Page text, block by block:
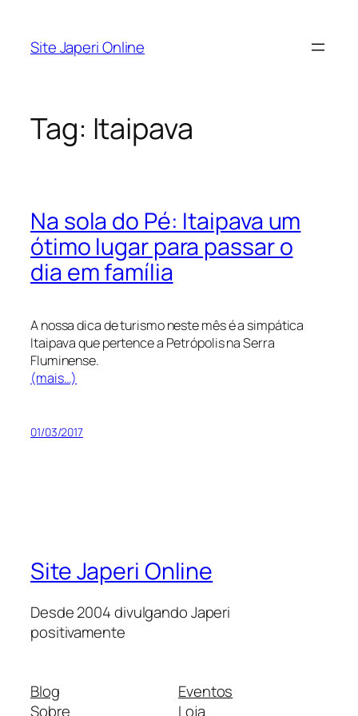
Site Japeri Online
Tag: Itaipava
Na sola do Pé: Itaipava um
ótimo lugar para passar o
dia em família
A nossa dica de turismo neste mês é a simpática
Itaipava que pertence a Petrópolis na Serra
Fluminense.
(mais…)
01/03/2017
Site Japeri Online
Desde 2004 divulgando Japeri
positivamente
Blog
Sobre
Eventos
Loja